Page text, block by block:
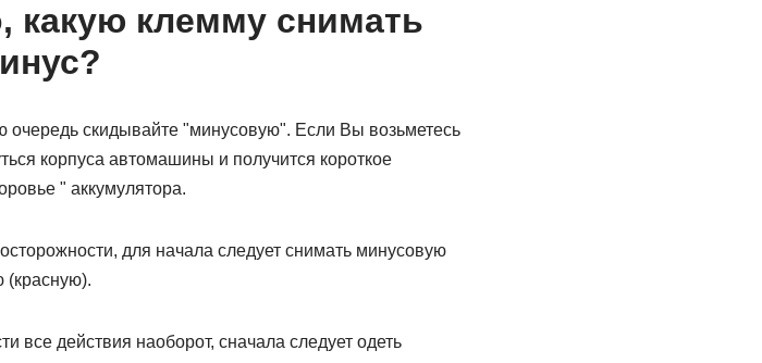
какую клемму снимать
очередь скидывайте "минусовую". Если Вы возьметесь
корпуса автомашины и получится короткое
" аккумулятора.
для начала следует снимать минусовую
(красную).
все действия наоборот, сначала следует одеть